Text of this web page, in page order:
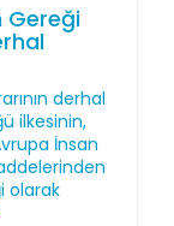
Gereği
derhal
ilkesinin,
İnsan
olarak